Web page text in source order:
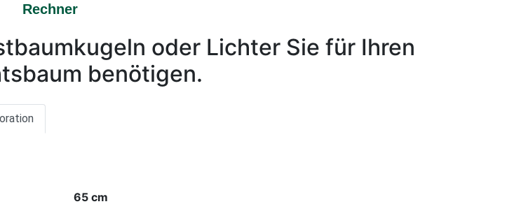
Rechner
oder Lichter Sie für Ihren
benötigen.
65 cm